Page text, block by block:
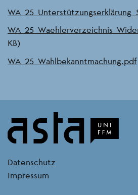
Document
Document
KB)
Document
WA_25_Wahlbekanntmachung.pdf
kontakt
Datenschutz
Impressum